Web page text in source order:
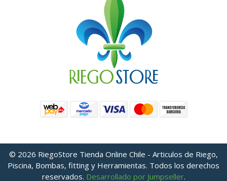
© 2026 RiegoStore Tienda Online Chile - Articulos de Riego,
Piscina, Bombas, fitting y Herramientas. Todos los derechos
reservados. Desarrollado por Jumpseller.